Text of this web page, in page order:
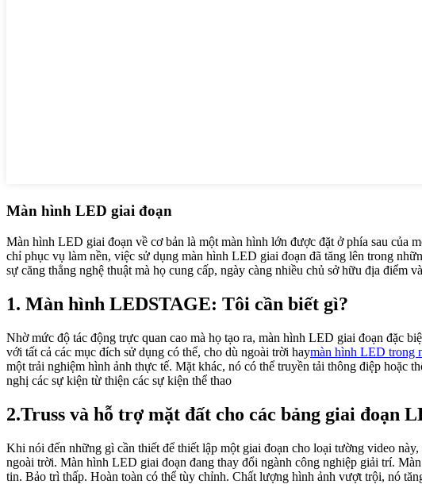
Màn hình LED giai đoạn
Màn hình LED giai đoạn về cơ bản là một màn hình lớn được đặt ở phía sau của
chỉ phục vụ làm nền, việc sử dụng màn hình LED giai đoạn đã tăng lên trong
sự căng thẳng nghệ thuật mà họ cung cấp, ngày càng nhiều chủ sở hữu địa
1. Màn hình LEDSTAGE: Tôi cần biết gì?
Nhờ mức độ tác động trực quan cao mà họ tạo ra, màn hình LED giai đoạn đặc
với tất cả các mục đích sử dụng có thể, cho dù ngoài trời haymàn hình LED trong
một trải nghiệm hình ảnh thực tế. Mặt khác, nó có thể truyền tải thông điệp
nghị các sự kiện từ thiện các sự kiện thể thao
2.Truss và hỗ trợ mặt đất cho các bảng giai đoạn
Khi nói đến những gì cần thiết để thiết lập một giai đoạn cho loại tường video
ngoài trời. Màn hình LED giai đoạn đang thay đổi ngành công nghiệp giải trí.
tin. Bảo trì thấp. Hoàn toàn có thể tùy chỉnh. Chất lượng hình ảnh vượt trội, nó